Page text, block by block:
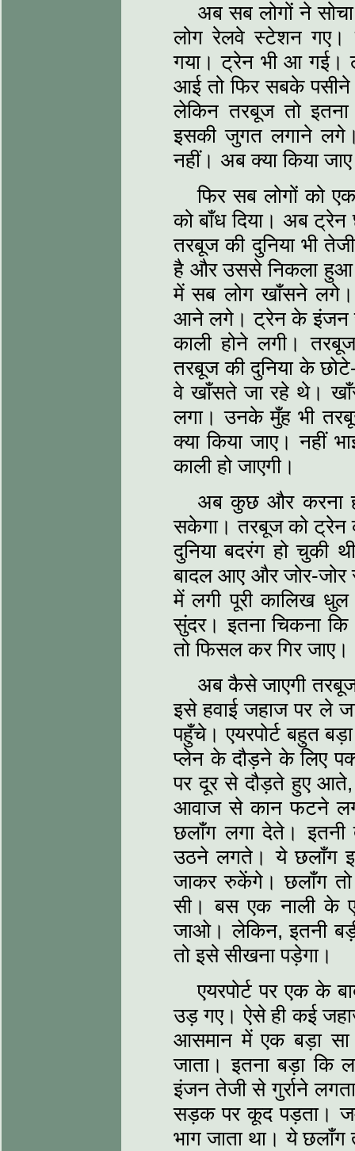
अब सब लोगों ने
लोग रेलवे स्टेशन गए।
गया। ट्रेन भी आ गई।
आई तो फिर सबके पसीने
लेकिन तरबूज तो
इसकी जुगत लगाने
नहीं। अब क्या किया
फिर सब लोगों को
को बाँध दिया। अब
तरबूज की दुनिया भी
है और उससे निकला हुआ
में सब लोग खाँसने
आने लगे। ट्रेन के इंजन से
काली होने लगी।
तरबूज की दुनिया के
वे खाँसते जा रहे थे।
लगा। उनके मुँह भी
क्या किया जाए। नहीं
काली हो जाएगी।
अब कुछ और करना
सकेगा। तरबूज को ट्रेन
दुनिया बदरंग हो चुकी
बादल आए और जोर-जोर
में लगी पूरी कालिख
सुंदर। इतना चिकना
तो फिसल कर गिर जाए।
अब कैसे जाएगी
इसे हवाई जहाज पर ले
पहुँचे। एयरपोर्ट बहुत
प्लेन के दौड़ने के लिए
पर दूर से दौड़ते हुए
आवाज से कान फटने
छलाँग लगा देते।
उठने लगते। ये छलाँग
जाकर रुकेंगे। छलाँग तो
सी। बस एक नाली के
जाओ। लेकिन, इतनी
तो इसे सीखना पड़ेगा।
एयरपोर्ट पर एक के
उड़ गए। ऐसे ही कई
आसमान में एक बड़ा सा
जाता। इतना बड़ा कि
इंजन तेजी से गुर्राने
सड़क पर कूद पड़ता।
भाग जाता था। ये छलाँग